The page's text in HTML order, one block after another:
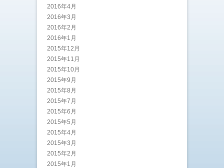
2016年4月
2016年3月
2016年2月
2016年1月
2015年12月
2015年11月
2015年10月
2015年9月
2015年8月
2015年7月
2015年6月
2015年5月
2015年4月
2015年3月
2015年2月
2015年1月